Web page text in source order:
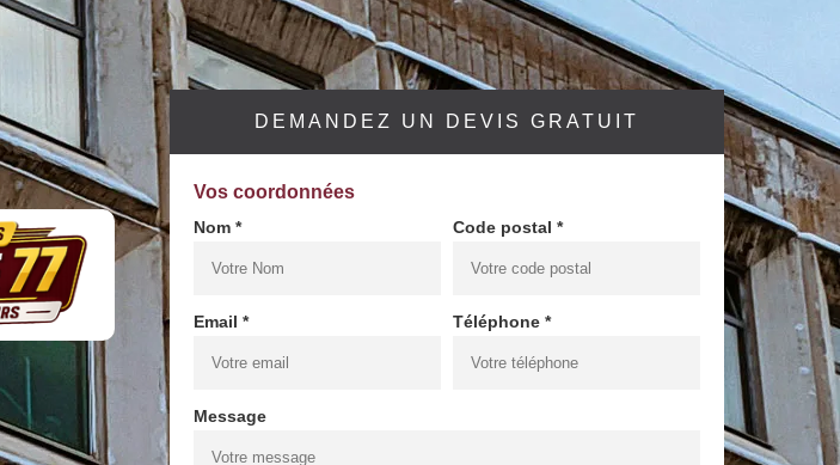
DEMANDEZ UN DEVIS GRATUIT
Vos coordonnées
Nom * Code postal *
Email * Téléphone *
Message